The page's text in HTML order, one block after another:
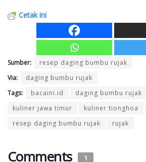
Cetak ini
Sumber:
resep daging bumbu rujak
Via:
daging bumbu rujak
Tags:
bacaini.id
daging bumbu rujak
kuliner jawa timur
kuliner tionghoa
resep daging bumbu rujak
rujak
Comments 1